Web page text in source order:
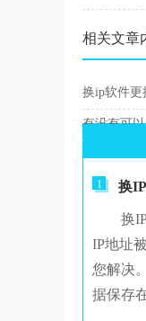
相关文章
换ip软件更
有没有可
1 换
换IP
IP地址
您解决
据保存